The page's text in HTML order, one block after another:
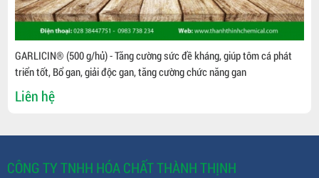
GARLICIN® (500 g/hủ) - Tăng cường sức đề kháng, giúp tôm cá phát
triển tốt, Bổ gan, giải độc gan, tăng cường chức năng gan
Liên hệ
CÔNG TY TNHH HÓA CHẤT THÀNH THỊNH